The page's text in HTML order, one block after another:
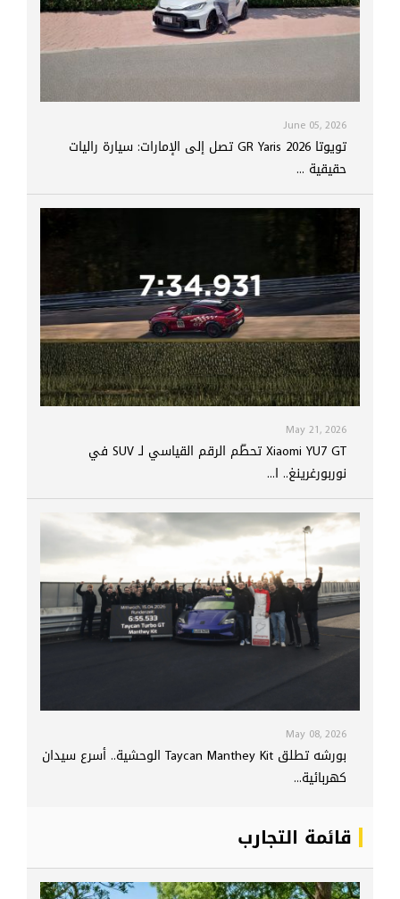
June 05, 2026
تويوتا GR Yaris 2026 تصل إلى الإمارات: سيارة راليات
حقيقية ...
May 21, 2026
Xiaomi YU7 GT تحطّم الرقم القياسي لـ SUV في
نوربورغرينغ.. ا...
May 08, 2026
بورشه تطلق Taycan Manthey Kit الوحشية.. أسرع سيدان
كهربائية...
قائمة التجارب